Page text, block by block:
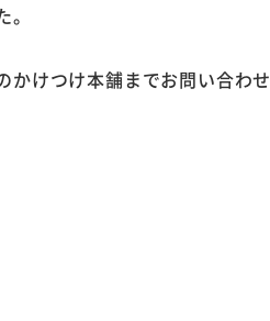
かけつけ本舗までお問い合わせ